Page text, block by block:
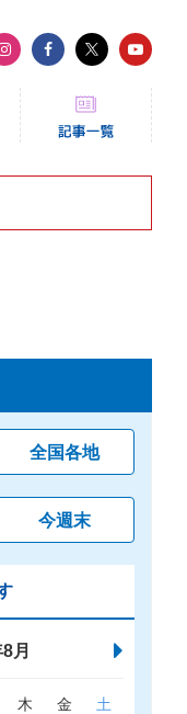
全国各地
今週末
月
木 金 土